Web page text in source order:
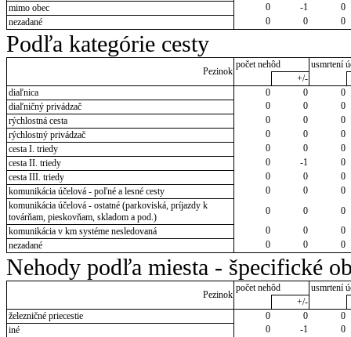
mimo obec
0 -1
0
nezadané
0 0 0
Podľa kategórie cesty
Pezinok
počet nehôd
usmrtení
+/-
diaľnica
0 0
0
diaľničný privádzač
0 0
0
rýchlostná cesta
0 0
0
rýchlostný privádzač
0 0
0
cesta I. triedy
0 0
0
cesta II. triedy
0 -1
0
cesta III. triedy
0 0
0
komunikácia účelová - poľné a lesné cesty
0 0
0
komunikácia účelová - ostatné (parkoviská, príjazdy k
továrňam, pieskovňam, skladom a pod.)
0 0
0
komunikácia v km systéme nesledovaná
0 0
0
nezadané
0 0 0
Nehody podľa miesta - špecifické
Pezinok
počet nehôd
usmrtení
+/-
železničné priecestie
0 0
0
iné
0 -1
0